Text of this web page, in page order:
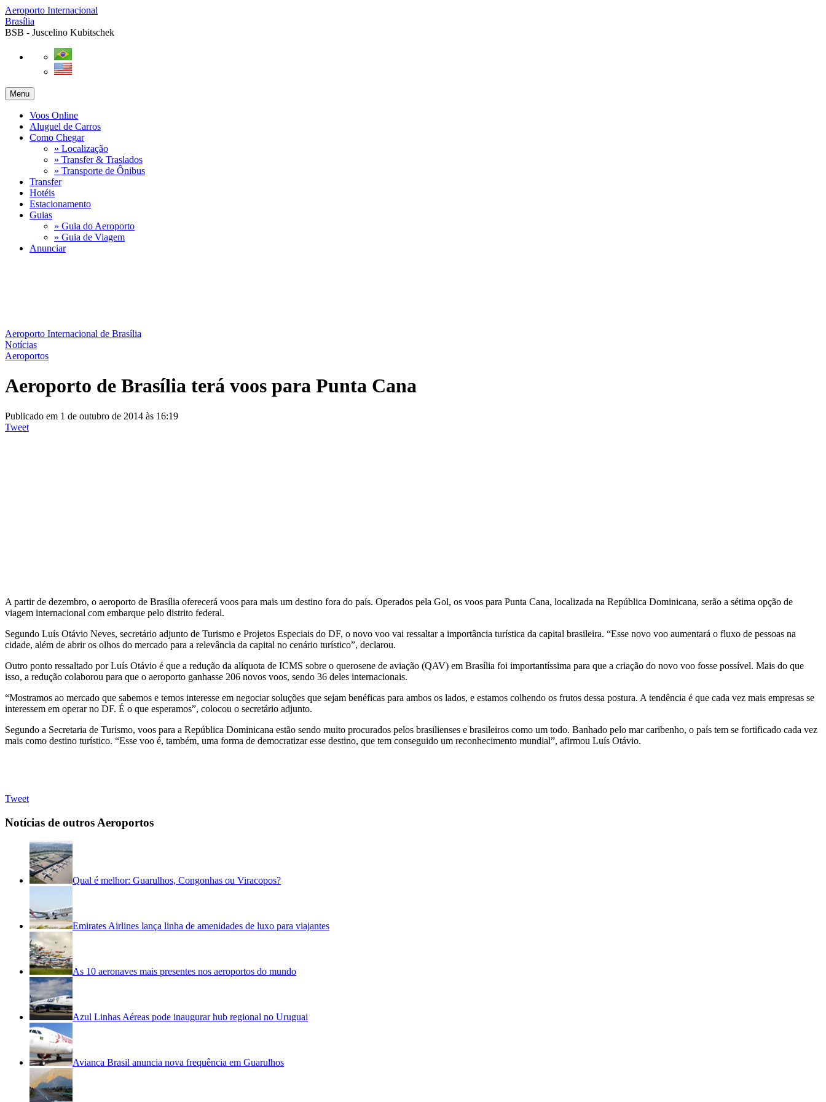
Aeroporto Internacional
Brasília
BSB - Juscelino Kubitschek
Menu
Voos Online
Aluguel de Carros
Como Chegar
» Localização
» Transfer & Traslados
» Transporte de Ônibus
Transfer
Hotéis
Estacionamento
Guias
» Guia do Aeroporto
» Guia de Viagem
Anunciar
Aeroporto Internacional de Brasília
Notícias
Aeroportos
Aeroporto de Brasília terá voos para Punta Cana
Publicado em 1 de outubro de 2014 às 16:19
Tweet
A partir de dezembro, o aeroporto de Brasília oferecerá voos para mais um destino fora do país. Operados pela Gol, os voos para Punta Cana, localizada na República Dominicana, serão a sétima opção de
viagem internacional com embarque pelo distrito federal.
Segundo Luís Otávio Neves, secretário adjunto de Turismo e Projetos Especiais do DF, o novo voo vai ressaltar a importância turística da capital brasileira. “Esse novo voo aumentará o fluxo de pessoas na
cidade, além de abrir os olhos do mercado para a relevância da capital no cenário turístico”, declarou.
Outro ponto ressaltado por Luís Otávio é que a redução da alíquota de ICMS sobre o querosene de aviação (QAV) em Brasília foi importantíssima para que a criação do novo voo fosse possível. Mais do que
isso, a redução colaborou para que o aeroporto ganhasse 206 novos voos, sendo 36 deles internacionais.
“Mostramos ao mercado que sabemos e temos interesse em negociar soluções que sejam benéficas para ambos os lados, e estamos colhendo os frutos dessa postura. A tendência é que cada vez mais empresas se
interessem em operar no DF. É o que esperamos”, colocou o secretário adjunto.
Segundo a Secretaria de Turismo, voos para a República Dominicana estão sendo muito procurados pelos brasilienses e brasileiros como um todo. Banhado pelo mar caribenho, o país tem se fortificado cada vez
mais como destino turístico. “Esse voo é, também, uma forma de democratizar esse destino, que tem conseguido um reconhecimento mundial”, afirmou Luís Otávio.
Tweet
Notícias de outros Aeroportos
Qual é melhor: Guarulhos, Congonhas ou Viracopos?
Emirates Airlines lança linha de amenidades de luxo para viajantes
As 10 aeronaves mais presentes nos aeroportos do mundo
Azul Linhas Aéreas pode inaugurar hub regional no Uruguai
Avianca Brasil anuncia nova frequência em Guarulhos